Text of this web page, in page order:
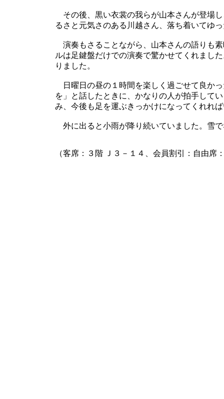
その後、黒い衣裳の我らが山本さんが登場
るさと元気さのある川越さん、落ち着いてゆ
演奏もさることながら、山本さんの語りも
ルは足鍵盤だけでの演奏で驚かせてくれまし
りました。
日曜日の昼の１時間を楽しく過ごせて良か
を」と話したときに、かなりの人が拍手して
み、今後も足を運ぶきっかけになってくれれ
外に出ると小雨が降り続いていました。雪
（客席：３階 Ｊ３－１４、会員割引：自由席